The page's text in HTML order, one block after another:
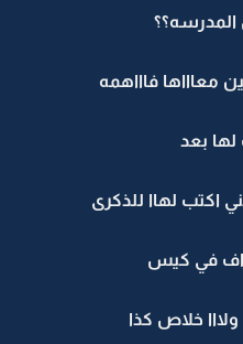
معاااها فاااهمه
بعد
اكتب لهاا للذكرى
في كيس
خلاص كذا